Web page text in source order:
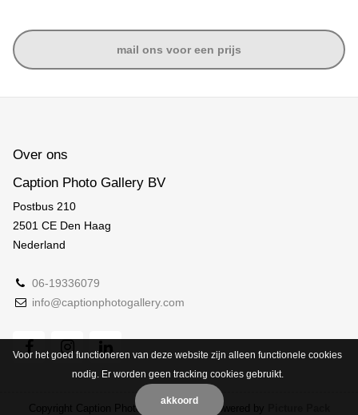
mail ons voor een prijs
Over ons
Caption Photo Gallery BV
Postbus 210
2501 CE Den Haag
Nederland
06-19336079
info@captionphotogallery.com
Copyright Caption Photo Gallery 2026 | powered by
Voor het goed functioneren van deze website zijn alleen functionele cookies
nodig. Er worden geen tracking cookies gebruikt.
akkoord